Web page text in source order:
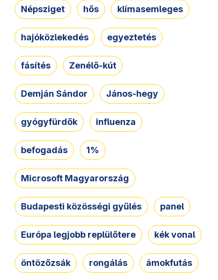
Népsziget hős klímasemleges
hajóközlekedés egyeztetés
fásítés Zenélő-kút
Demján Sándor János-hegy
gyógyfürdők influenza
befogadás 1%
Microsoft Magyarország
Budapesti közösségi gyűlés panel
Európa legjobb replülőtere kék vonal
öntözőzsák rongálás ámokfutás